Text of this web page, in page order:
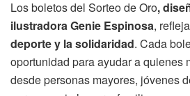
Los boletos del Sorteo de Oro,
ilustradora Genie Espinosa,
deporte y la solidaridad. Cada
oportunidad para ayudar a quienes
desde personas mayores, jóvenes